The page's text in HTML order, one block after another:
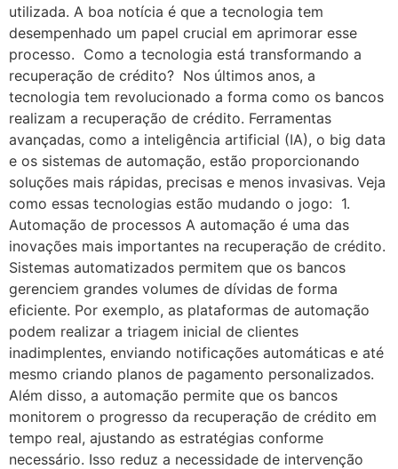
utilizada. A boa notícia é que a tecnologia tem
desempenhado um papel crucial em aprimorar esse
processo. Como a tecnologia está transformando a
recuperação de crédito? Nos últimos anos, a
tecnologia tem revolucionado a forma como os bancos
realizam a recuperação de crédito. Ferramentas
avançadas, como a inteligência artificial (IA), o big data
e os sistemas de automação, estão proporcionando
soluções mais rápidas, precisas e menos invasivas. Veja
como essas tecnologias estão mudando o jogo: 1.
Automação de processos A automação é uma das
inovações mais importantes na recuperação de crédito.
Sistemas automatizados permitem que os bancos
gerenciem grandes volumes de dívidas de forma
eficiente. Por exemplo, as plataformas de automação
podem realizar a triagem inicial de clientes
inadimplentes, enviando notificações automáticas e até
mesmo criando planos de pagamento personalizados.
Além disso, a automação permite que os bancos
monitorem o progresso da recuperação de crédito em
tempo real, ajustando as estratégias conforme
necessário. Isso reduz a necessidade de intervenção